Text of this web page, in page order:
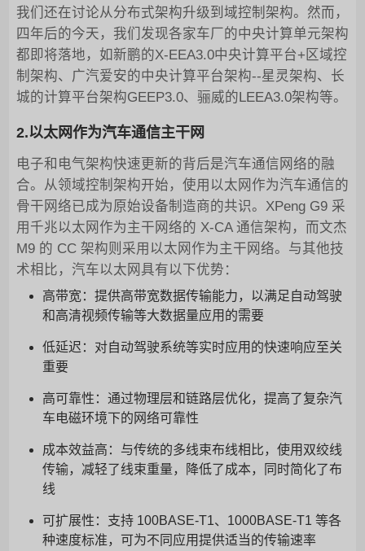
我们还在讨论从分布式架构升级到域控制架构。然而，
四年后的今天，我们发现各家车厂的中央计算单元架构
都即将落地，如新鹏的X-EEA3.0中央计算平台+区域控
制架构、广汽爱安的中央计算平台架构--星灵架构、长
城的计算平台架构GEEP3.0、骊威的LEEA3.0架构等。
2.以太网作为汽车通信主干网
电子和电气架构快速更新的背后是汽车通信网络的融
合。从领域控制架构开始，使用以太网作为汽车通信的
骨干网络已成为原始设备制造商的共识。XPeng G9 采
用千兆以太网作为主干网络的 X-CA 通信架构，而文杰
M9 的 CC 架构则采用以太网作为主干网络。与其他技
术相比，汽车以太网具有以下优势：
高带宽：提供高带宽数据传输能力，以满足自动驾驶
和高清视频传输等大数据量应用的需要
低延迟：对自动驾驶系统等实时应用的快速响应至关
重要
高可靠性：通过物理层和链路层优化，提高了复杂汽
车电磁环境下的网络可靠性
成本效益高：与传统的多线束布线相比，使用双绞线
传输，减轻了线束重量，降低了成本，同时简化了布
线
可扩展性：支持 100BASE-T1、1000BASE-T1 等各
种速度标准，可为不同应用提供适当的传输速率